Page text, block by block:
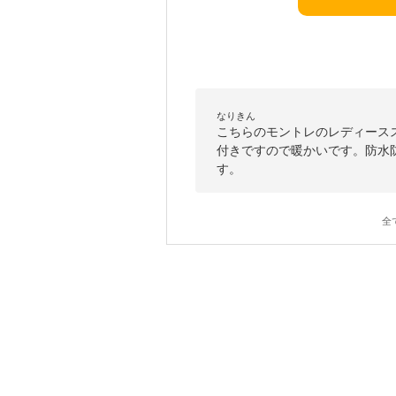
なりきん
こちらのモントレのレディー
付きですので暖かいです。防
す。
全